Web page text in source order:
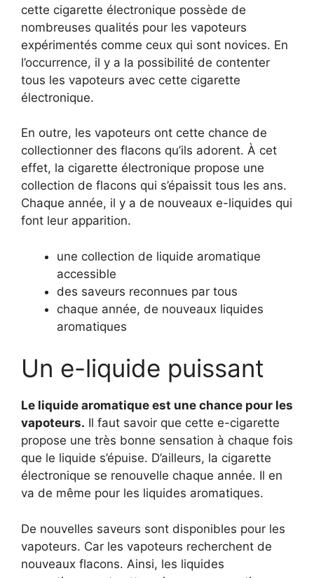
cette cigarette électronique possède de
nombreuses qualités pour les vapoteurs
expérimentés comme ceux qui sont novices. En
l’occurrence, il y a la possibilité de contenter
tous les vapoteurs avec cette cigarette
électronique.
En outre, les vapoteurs ont cette chance de
collectionner des flacons qu’ils adorent. À cet
effet, la cigarette électronique propose une
collection de flacons qui s’épaissit tous les ans.
Chaque année, il y a de nouveaux e-liquides qui
font leur apparition.
une collection de liquide aromatique
accessible
des saveurs reconnues par tous
chaque année, de nouveaux liquides
aromatiques
Un e-liquide puissant
Le liquide aromatique est une chance pour les
vapoteurs. Il faut savoir que cette e-cigarette
propose une très bonne sensation à chaque fois
que le liquide s’épuise. D’ailleurs, la cigarette
électronique se renouvelle chaque année. Il en
va de même pour les liquides aromatiques.
De nouvelles saveurs sont disponibles pour les
vapoteurs. Car les vapoteurs recherchent de
nouveaux flacons. Ainsi, les liquides